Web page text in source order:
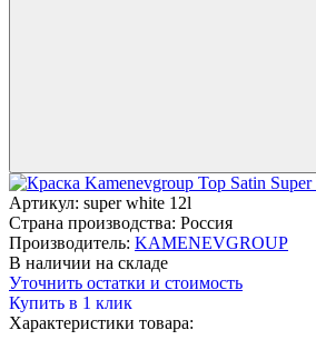
Артикул: super white 12l
Страна производства: Россия
Производитель: KAMENEVGROUP
В наличии на складе
Уточнить остатки и стоимость
Купить в 1 клик
Характеристики товара: